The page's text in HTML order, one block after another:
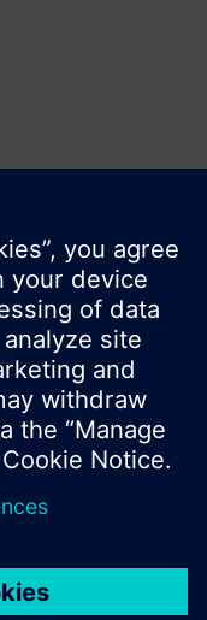
pro Land